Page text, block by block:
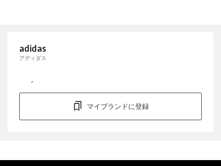
adidas
アディダス
マイブランドに登録